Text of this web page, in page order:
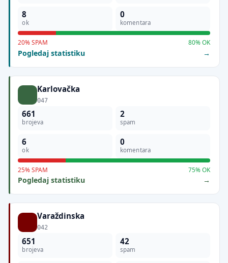
8
ok
0
komentara
20% SPAM 80% OK
Pogledaj statistiku
Karlovačka
047
661
brojeva
2
spam
6
ok
0
komentara
25% SPAM 75% OK
Pogledaj statistiku
Varaždinska
042
651
brojeva
42
spam